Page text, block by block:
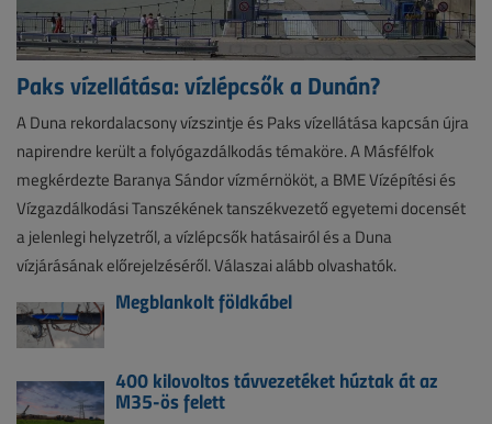
Paks vízellátása: vízlépcsők a Dunán?
A Duna rekordalacsony vízszintje és Paks vízellátása kapcsán újra
napirendre került a folyógazdálkodás témaköre. A Másfélfok
megkérdezte Baranya Sándor vízmérnököt, a BME Vízépítési és
Vízgazdálkodási Tanszékének tanszékvezető egyetemi docensét
a jelenlegi helyzetről, a vízlépcsők hatásairól és a Duna
vízjárásának előrejelzéséről. Válaszai alább olvashatók.
Megblankolt földkábel
400 kilovoltos távvezetéket húztak át az
M35-ös felett